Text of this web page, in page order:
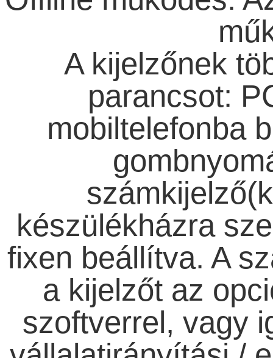
A kijelzőnek
parancsot:
mobiltelefonba
készülékházra
fixen beállítva. A
a kijelzőt az
szoftverrel, vagy